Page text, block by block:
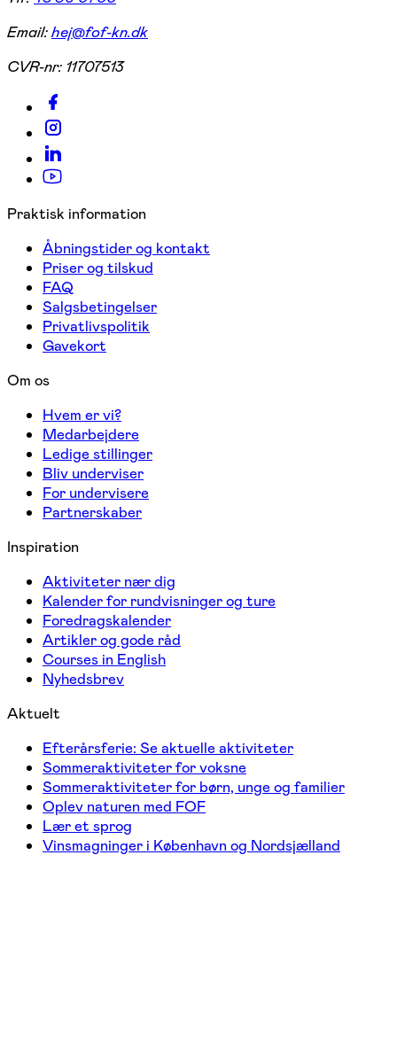
Email:hej@fof-kn.dk
CVR-nr: 11707513
Praktisk information
Åbningstider og kontakt
Priser og tilskud
FAQ
Salgsbetingelser
Privatlivspolitik
Gavekort
Om os
Hvem er vi?
Medarbejdere
Ledige stillinger
Bliv underviser
For undervisere
Partnerskaber
Inspiration
Aktiviteter nær dig
Kalender for rundvisninger og ture
Foredragskalender
Artikler og gode råd
Courses in English
Nyhedsbrev
Aktuelt
Efterårsferie: Se aktuelle aktiviteter
Sommeraktiviteter for voksne
Sommeraktiviteter for børn, unge og familier
Oplev naturen med FOF
Lær et sprog
Vinsmagninger i København og Nordsjælland